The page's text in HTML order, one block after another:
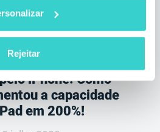
Rejeitar
iPhone: Como
a capacidade
em 200%!